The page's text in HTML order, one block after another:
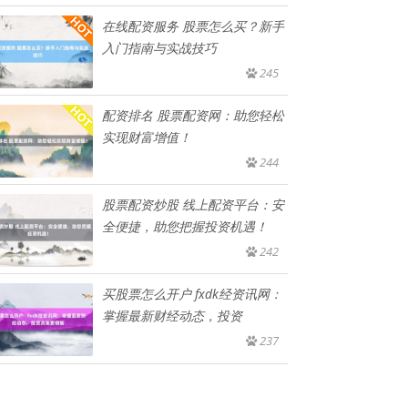
在线配资服务 股票怎么买？新手
入门指南与实战技巧
245
配资排名 股票配资网：助您轻松
实现财富增值！
244
股票配资炒股 线上配资平台：安
全便捷，助您把握投资机遇！
242
买股票怎么开户 fxdk经资讯网：
掌握最新财经动态，投资
237